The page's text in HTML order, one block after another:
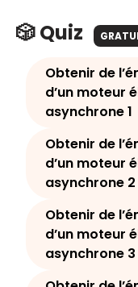
🎲 Quiz
Obtenir de
d’un moteur
asynchrone 1
Obtenir de
d’un moteur
asynchrone 2
Obtenir de
d’un moteur
asynchrone 3